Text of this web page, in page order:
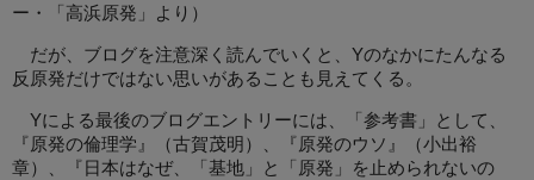
ー・「高浜原発」より）
だが、ブログを注意深く読んでいくと、Yのなかにたんなる
反原発だけではない思いがあることも見えてくる。
Yによる最後のブログエントリーには、「参考書」として、
『原発の倫理学』（古賀茂明）、『原発のウソ』（小出裕
章）、『日本はなぜ、「基地」と「原発」を止められないの